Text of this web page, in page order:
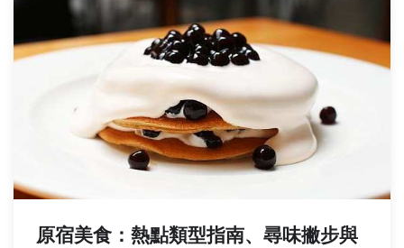
原宿美食：熱點類型指南、尋味撇步與